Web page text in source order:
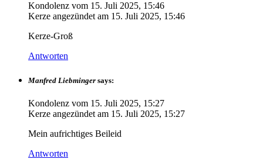
Kondolenz vom 15. Juli 2025, 15:46
Kerze angezündet am 15. Juli 2025, 15:46
Kerze-Groß
Antworten
Manfred Liebminger says:
Kondolenz vom 15. Juli 2025, 15:27
Kerze angezündet am 15. Juli 2025, 15:27
Mein aufrichtiges Beileid
Antworten